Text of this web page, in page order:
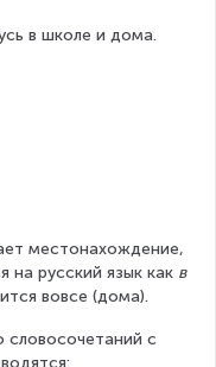
в школе и дома.
местонахождение,
на русский язык как в
вовсе (дома).
с